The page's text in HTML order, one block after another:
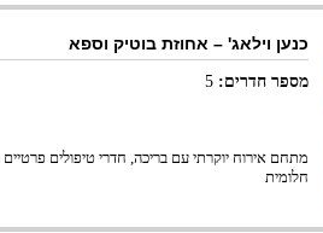
כנען וילאג' – אחוזת בוטיק וספא
מספר חדרים: 5
מתחם אירוח יוקרתי עם בריכה, חדרי טיפולים
חלומית